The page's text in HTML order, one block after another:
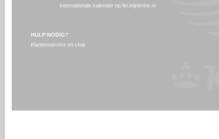
Internationale kalender op fei.mijnknhs.nl
HULP NODIG?
Klantenservice en chat